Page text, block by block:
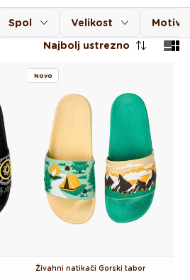
Spol Velikost Motiv
Najbolj ustrezno
Novo
Živahni natikači Gorski tabor